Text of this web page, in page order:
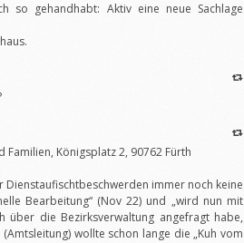
so gehandhabt: Aktiv eine neue Sachlage
Familien, Königsplatz 2, 90762 Fürth
Dienstaufischtbeschwerden immer noch keine
Bearbeitung“ (Nov 22) und „wird nun mit
über die Bezirksverwaltung angefragt habe,
wollte schon lange die „Kuh vom